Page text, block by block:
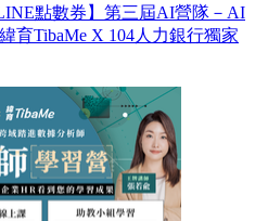
點數券】第三屆AI營隊－AI
育TibaMe X 104人力銀行獨家